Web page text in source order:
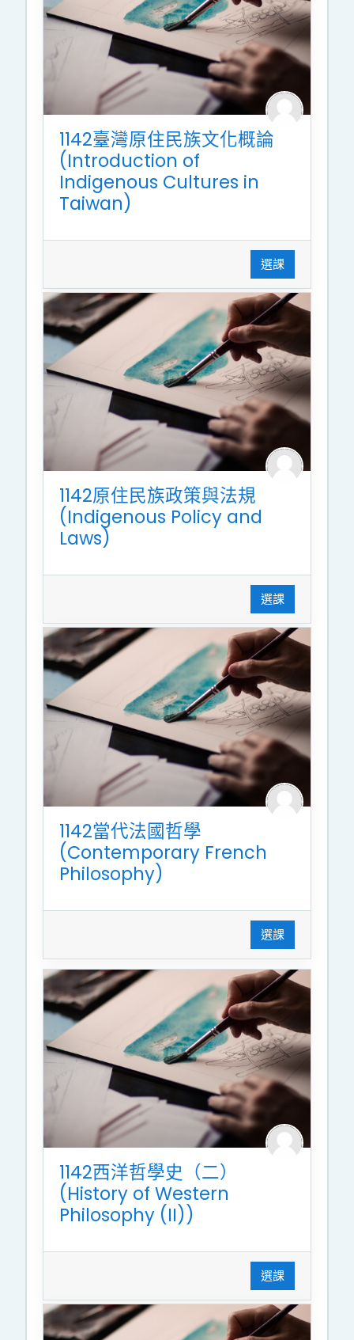
1142臺灣原住民族文化概論
(Introduction of
Indigenous Cultures in
Taiwan)
選課
1142原住民族政策與法規
(Indigenous Policy and
Laws)
選課
1142當代法國哲學
(Contemporary French
Philosophy)
選課
1142西洋哲學史（二）
(History of Western
Philosophy (II))
選課